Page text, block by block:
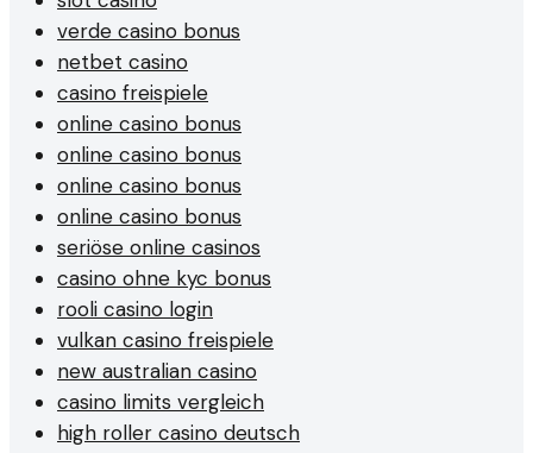
verde casino bonus
netbet casino
casino freispiele
online casino bonus
online casino bonus
online casino bonus
online casino bonus
seriöse online casinos
casino ohne kyc bonus
rooli casino login
vulkan casino freispiele
new australian casino
casino limits vergleich
high roller casino deutsch